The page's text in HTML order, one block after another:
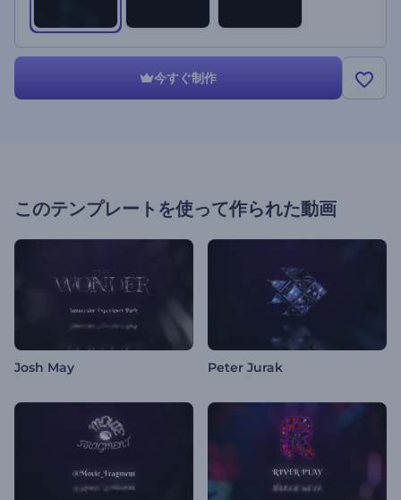
今すぐ制作
このテンプレートを使って作られた動画
Josh May Peter Jurak